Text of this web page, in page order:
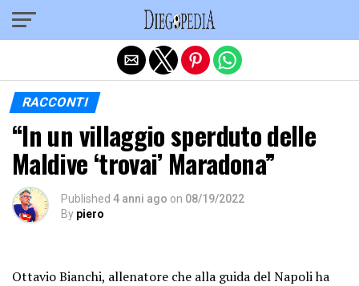
RACCONTI
“In un villaggio sperduto delle
Maldive ‘trovai’ Maradona”
Published 4 anni ago on 08/19/2022
By piero
Ottavio Bianchi, allenatore che alla guida del Napoli ha
Exit mobile version